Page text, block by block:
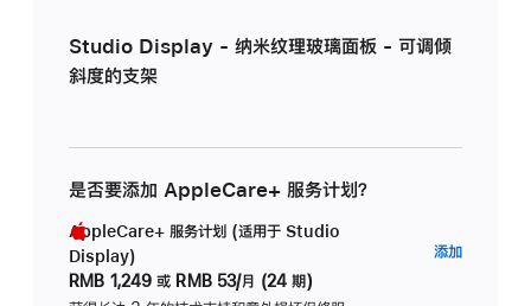
Studio Display - 纳米纹理玻璃面板 - 可调倾
斜度的支架
是否要添加 AppleCare+ 服务计划？
AppleCare+ 服务计划 (适用于 Studio
Display)
RMB 1,249 或 RMB 53/月 (24 期)
添加